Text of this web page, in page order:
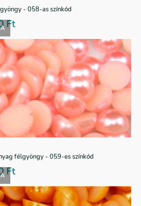
- 058-as színkód
Ft
félgyöngy - 059-es színkód
Ft